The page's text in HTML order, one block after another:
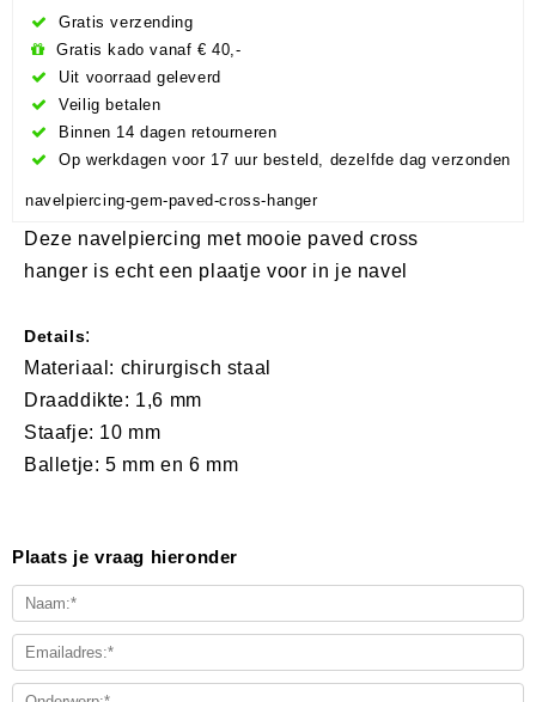
Gratis verzending
Gratis kado vanaf € 40,-
Uit voorraad geleverd
Veilig betalen
Binnen 14 dagen retourneren
Op werkdagen voor 17 uur besteld, dezelfde dag verzonden
navelpiercing-gem-paved-cross-hanger
Deze navelpiercing met mooie paved cross
hanger is echt een plaatje voor in je navel
Details:
Materiaal: chirurgisch staal
Draaddikte: 1,6 mm
Staafje: 10 mm
Balletje: 5 mm en 6 mm
Plaats je vraag hieronder